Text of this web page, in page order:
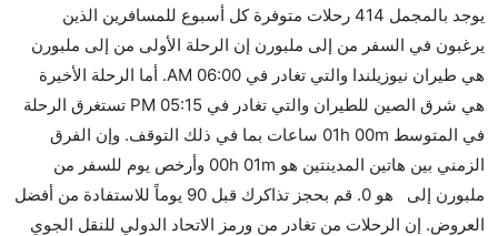
يوجد بالمجمل 414 رحلات متوفرة كل أسبوع للمسافرين الذين
يرغبون في السفر من إلى ملبورن إن الرحلة الأولى من إلى ملبورن
هي طيران نيوزيلندا والتي تغادر في 06:00 AM. أما الرحلة الأخيرة
هي شرق الصين للطيران والتي تغادر في 05:15 PM تستغرق الرحلة
في المتوسط 01h 00m ساعات بما في ذلك التوقف. وإن الفرق
الزمني بين هاتين المدينتين هو 00h 01m وأرخص يوم للسفر من
ملبورن إلى هو 0. قم بحجز تذاكرك قبل 90 يوماً للاستفادة من أفضل
العروض. إن الرحلات من تغادر من ورمز الاتحاد الدولي للنقل الجوي